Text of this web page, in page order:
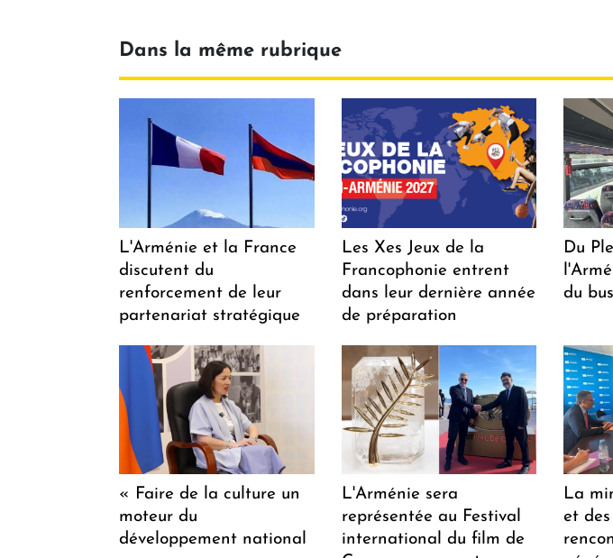
Dans la même rubrique
L'Arménie et la France
discutent du
renforcement de leur
partenariat stratégique
Les Xes Jeux de la
Francophonie entrent
dans leur dernière année
de préparation
Du
du
« Faire de la culture un
moteur du
développement national
L'Arménie sera
représentée au Festival
international du film de
La
et